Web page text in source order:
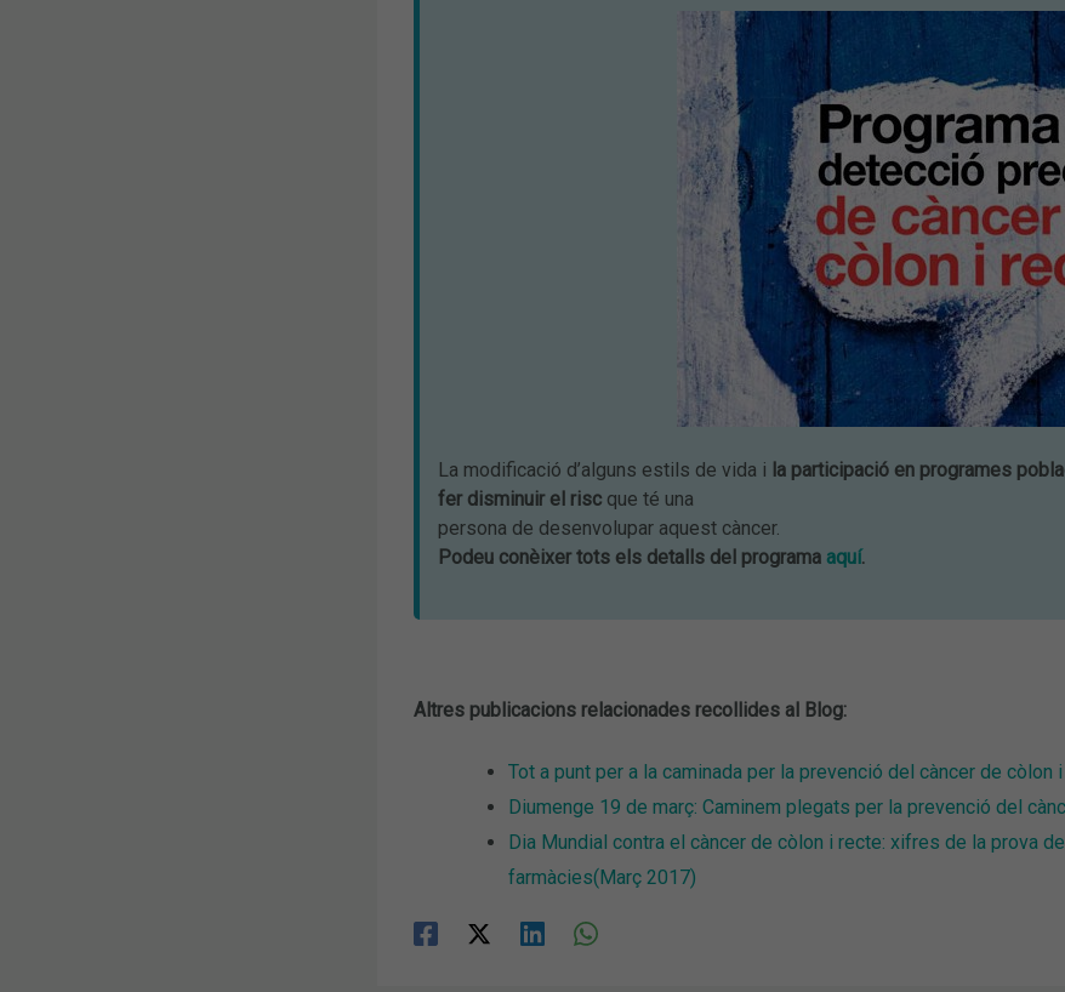
La modificació d’alguns estils de vida i la participació en programes
fer disminuir el riscque té una
persona de desenvolupar aquest càncer.
Podeu conèixer tots els detalls del programa aquí.
Altres publicacions relacionades recollides al Blog:
Tot a punt per a la caminada per la prevenció del càncer de còlon
Diumenge 19 de març: Caminem plegats per la prevenció del
Dia Mundial contra el càncer de còlon i recte: xifres de la prova
farmàcies(Març 2017)